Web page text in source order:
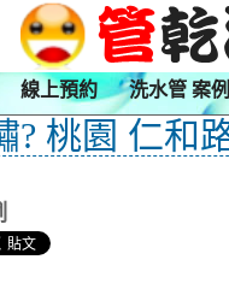
線上預約 洗水管 案例
? 桃園 仁和